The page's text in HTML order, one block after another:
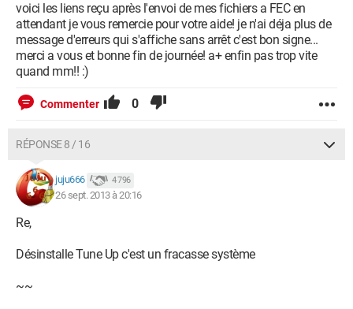
voici les liens reçu après l'envoi de mes fichiers a FEC en
attendant je vous remercie pour votre aide! je n'ai déja plus de
message d'erreurs qui s'affiche sans arrêt c'est bon signe...
merci a vous et bonne fin de journée! a+ enfin pas trop vite
quand mm!! :)
Commenter 0
RÉPONSE 8 / 16
juju666 4 796
26 sept. 2013 à 20:16
Re,
Désinstalle Tune Up c'est un fracasse système
~~